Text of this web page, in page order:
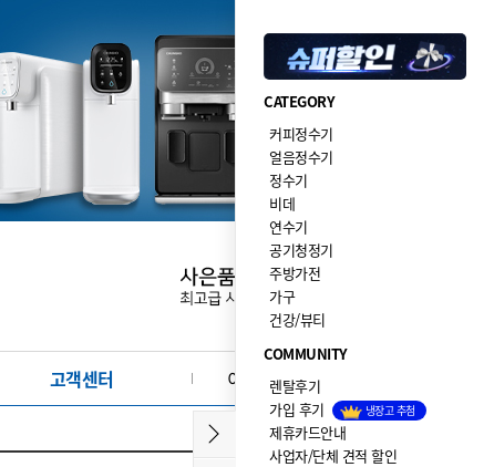
고객센터 이달의 이벤트·사은품
CATEGORY
커피정수기
얼음정수기
정수기
비데
연수기
공기청정기
주방가전
가구
건강/뷰티
COMMUNITY
렌탈후기
가입 후기
냉장고 추첨
제휴카드안내
사업자/단체 견적 할인